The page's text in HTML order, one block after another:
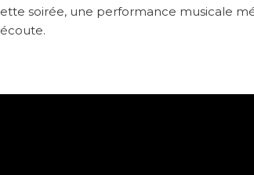
soirée, une performance musicale